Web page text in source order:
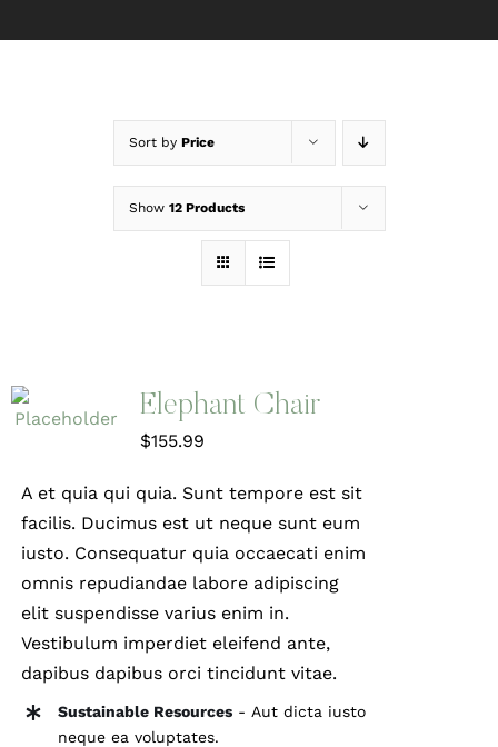
Sort by Price
Show 12 Products
Elephant Chair
$155.99
A et quia qui quia. Sunt tempore est sit
facilis. Ducimus est ut neque sunt eum
iusto. Consequatur quia occaecati enim
omnis repudiandae labore adipiscing
elit suspendisse varius enim in.
Vestibulum imperdiet eleifend ante,
dapibus dapibus orci tincidunt vitae.
Sustainable Resources - Aut dicta iusto
neque ea voluptates.